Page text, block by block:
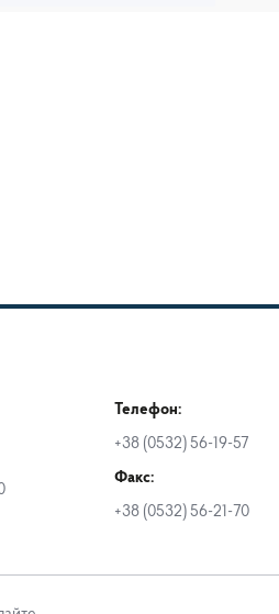
Телефон:
+38 (0532) 56-19-57
Факс:
+38 (0532) 56-21-70